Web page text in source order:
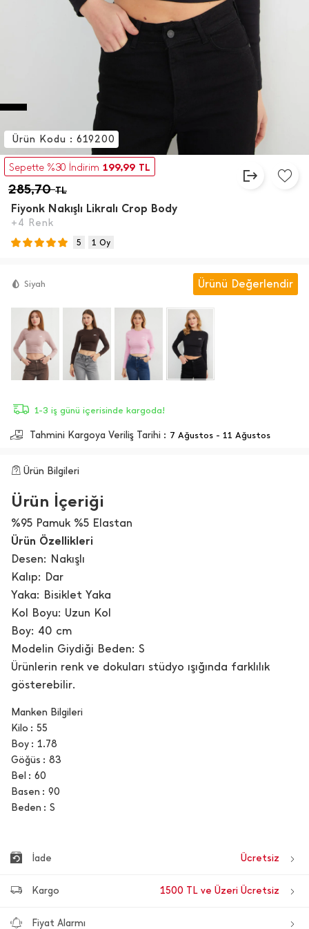
Sepette %30 İndirim 199,99 TL
285,70TL
Fiyonk Nakışlı Likralı Crop Body
+4 Renk
Ürün Kodu : 619200
5 1 Oy
Siyah Ürünü Değerlendir
1-3 iş günü içerisinde kargoda!
Tahmini Kargoya Veriliş Tarihi : 7 Ağustos - 11 Ağustos
Ürün Bilgileri
Ürün İçeriği
%95 Pamuk %5 Elastan
Ürün Özellikleri
Desen: Nakışlı
Kalıp: Dar
Yaka: Bisiklet Yaka
Kol Boyu: Uzun Kol
Boy: 40 cm
Modelin Giydiği Beden: S
Ürünlerin renk ve dokuları stüdyo ışığında farklılık
gösterebilir.
Manken Bilgileri
Kilo
55
Boy
1.78
Göğüs
83
Bel
60
Basen
90
Beden
S
İade Ücretsiz
Kargo 1500 TL ve Üzeri Ücretsiz
Fiyat Alarmı